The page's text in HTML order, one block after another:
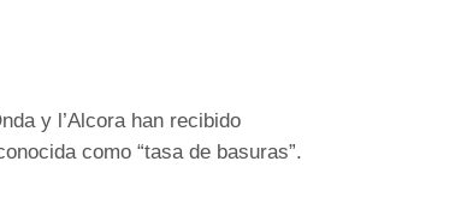
y l’Alcora han recibido
como “tasa de basuras”.